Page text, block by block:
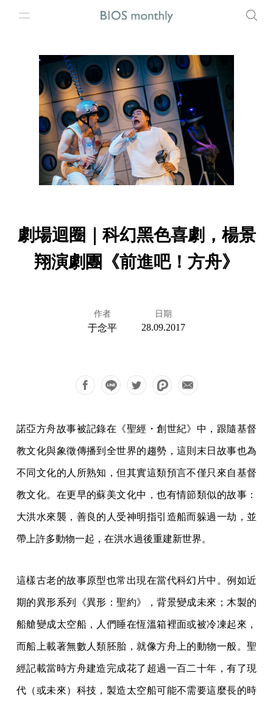
劇場迴圈｜科幻黑色喜劇，楊景
翔演劇團《前進吧！方舟》
作者
于念平
日期
28.09.2017
諾亞方舟故事被記錄在《聖經・創世紀》中，跟隨基督
教文化與象徵傳播到全世界的趨勢，這則末日故事也為
不同文化的人所熟知，但其實這類預言不僅只來自基督
教文化。在更早的蘇美文化中，也有情節類似的故事：
大洪水來襲，善良的人受神明指引造船而躲過一劫，並
帶上許多動物一起，在洪水過後重建新世界。
這樣古老的故事原型也常出現在當代科幻片中。例如近
期的異形系列《異形：聖約》，背景變成未來；木製的
船艙變成太空船，人們睡在恆溫箱裡面或被冷凍起來，
而船上載著無數人類胚胎，就像方舟上的動物一般。聖
經記載當時方舟建造完成花了超過一百二十年，有了現
代（或未來）科技，製造太空船可能不需要這麼長的時